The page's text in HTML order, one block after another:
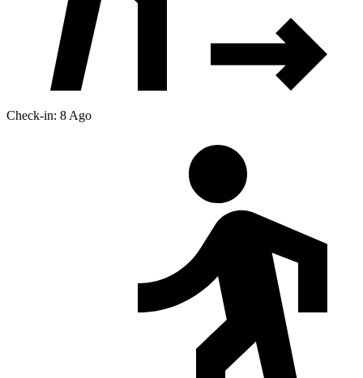
Check-in: 8 Ago